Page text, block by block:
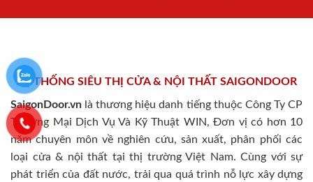
HỆ THỐNG SIÊU THỊ CỬA & NỘI THẤT SAIGONDOOR
SaigonDoor.vn là thương hiệu danh tiếng thuộc Công Ty CP
Thương Mại Dịch Vụ Và Kỹ Thuật WIN, Đơn vị có hơn 10
năm chuyên môn về nghiên cứu, sản xuất, phân phối các
loại cửa & nội thất tại thị trường Việt Nam. Cùng với sự
phát triển của đất nước, trải qua quá trình nỗ lực xây dựng